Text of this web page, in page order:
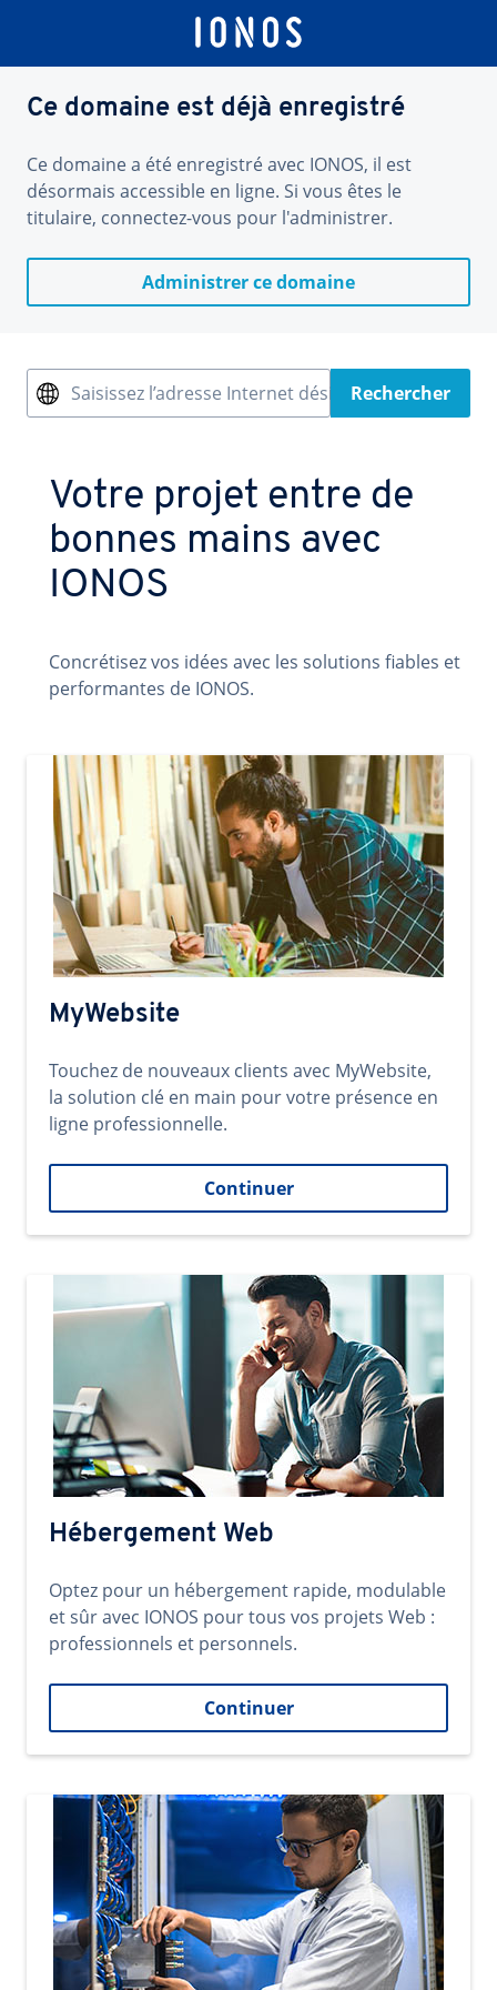
Ce domaine est déjà enregistré
Ce domaine a été enregistré avec IONOS, il est
désormais accessible en ligne. Si vous êtes le
titulaire, connectez-vous pour l'administrer.
Administrer ce domaine
Saisissez l’adresse Internet désiréeRechercher
Votre projet entre de
bonnes mains avec
IONOS
Concrétisez vos idées avec les solutions fiables et
performantes de IONOS.
MyWebsite
Touchez de nouveaux clients avec MyWebsite,
la solution clé en main pour votre présence en
ligne professionnelle.
Continuer
Hébergement Web
Optez pour un hébergement rapide, modulable
et sûr avec IONOS pour tous vos projets Web :
professionnels et personnels.
Continuer